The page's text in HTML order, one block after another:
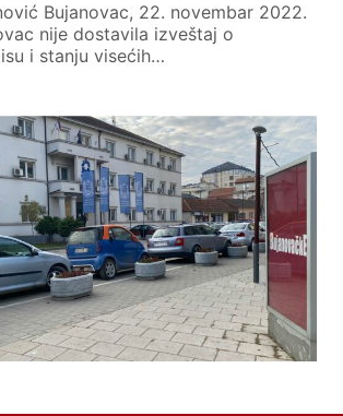
Bujanovac, 22. novembar 2022.
nije dostavila izveštaj o
i stanju visećih…